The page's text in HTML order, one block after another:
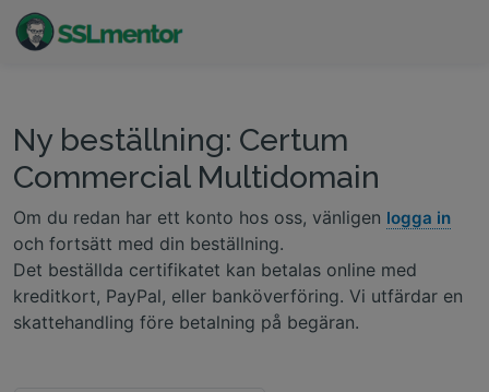
internetprojekt.
Ny beställning: Certum
Commercial Multidomain
Om du redan har ett konto hos oss, vänligen logga in
och fortsätt med din beställning.
Det beställda certifikatet kan betalas online med
kreditkort, PayPal, eller banköverföring. Vi utfärdar en
skattehandling före betalning på begäran.